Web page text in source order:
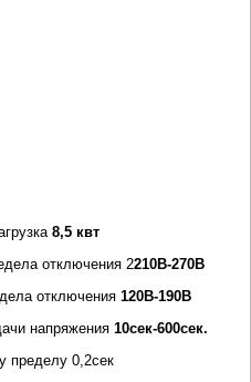
8,5 квт
отключения 2210В-270В
отключения 120В-190В
напряжения 10сек-600сек.
пределу 0,2сек